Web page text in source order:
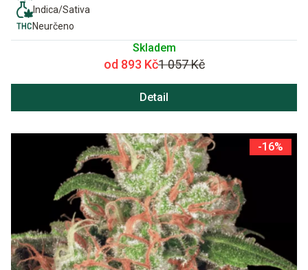
Indica/Sativa
Neurčeno
Skladem
od 893 Kč1 057 Kč
Detail
-16%